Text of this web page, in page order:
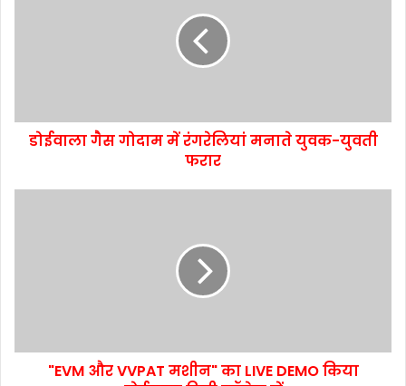
डोईवाला गैस गोदाम में रंगरेलियां मनाते युवक-युवती
फरार
"EVM और VVPAT मशीन" का LIVE DEMO किया